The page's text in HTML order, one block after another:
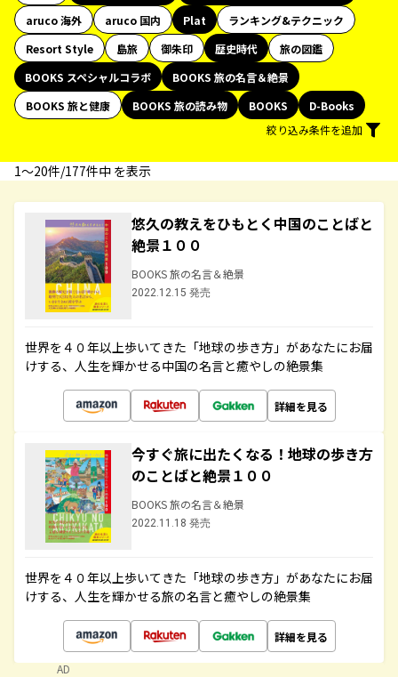
aruco 海外
aruco 国内 Plat
ランキング&テクニック
Resort Style
島旅 御朱印 歴史時代
旅の図鑑
BOOKS スペシャルコラボ
BOOKS 旅の名言＆絶景
BOOKS 旅と健康
BOOKS 旅の読み物 BOOKS
D-Books
絞り込み条件を追加
1〜20件/177件中 を表示
悠久の教えをひもとく中国のことばと
絶景１００
BOOKS 旅の名言＆絶景
2022.12.15 発売
世界を４０年以上歩いてきた「地球の歩き方」があなたにお届
けする、人生を輝かせる中国の名言と癒やしの絶景集
詳細を見る
今すぐ旅に出たくなる！地球の歩き方
のことばと絶景１００
BOOKS 旅の名言＆絶景
2022.11.18 発売
世界を４０年以上歩いてきた「地球の歩き方」があなたにお届
けする、人生を輝かせる旅の名言と癒やしの絶景集
詳細を見る
AD